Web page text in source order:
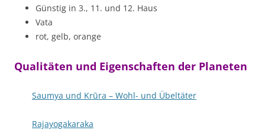
Günstig in 3., 11. und 12. Haus
Vata
rot, gelb, orange
Qualitäten und Eigenschaften der Planeten
Saumya und Krūra – Wohl- und Übeltäter
Rajayogakaraka